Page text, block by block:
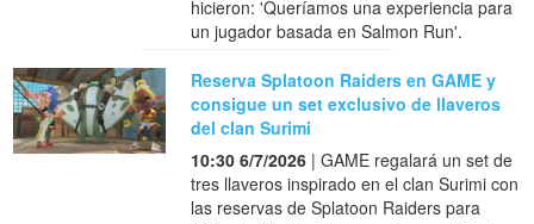
hicieron: 'Queríamos una experiencia para
un jugador basada en Salmon Run'.
Reserva Splatoon Raiders en GAME y
consigue un set exclusivo de llaveros
del clan Surimi
10:30 6/7/2026 | GAME regalará un set de
tres llaveros inspirado en el clan Surimi con
las reservas de Splatoon Raiders para